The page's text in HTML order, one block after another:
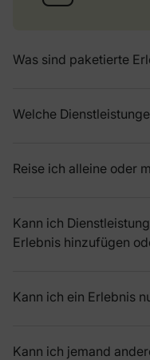
Was sind paketierte
Welche
Reise ich alleine oder
Kann ich
Erlebnis hinzufügen
Kann ich ein Erlebnis
Kann ich jemand